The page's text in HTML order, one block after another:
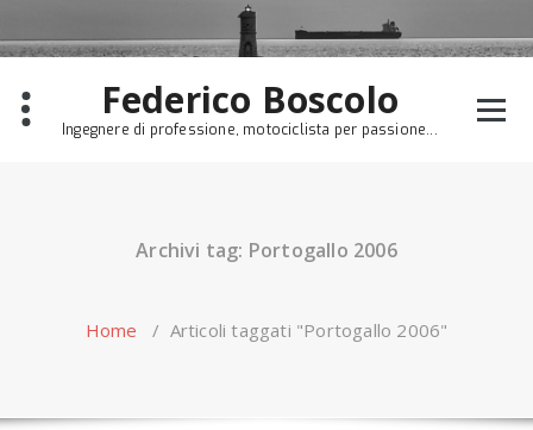
to
content
Federico Boscolo
Ingegnere di professione, motociclista per passione...
Archivi tag: Portogallo 2006
Home / Articoli taggati "Portogallo 2006"